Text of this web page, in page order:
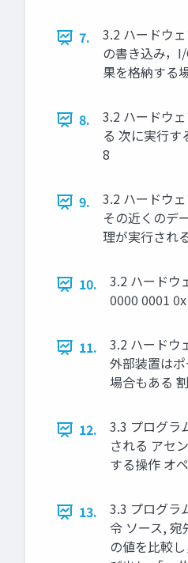
7.
3.2 ハードウ
の書き込み，
果を格納する
8.
3.2 ハードウ
る 次に実行
8
9.
3.2 ハードウ
その近くのデ
理が実行され
10.
3.2 ハードウ
0000 0001
11.
3.2 ハードウ
外部装置は
場合もある
12.
3.3 プログラ
される アセ
する操作 オ
13.
3.3 プログラ
令 ソース,
の値を比較